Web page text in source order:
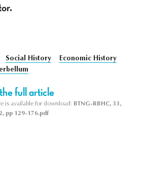
Social History
Economic History
full article
is available for download: BTNG-RBHC, 33,
pp 129-176.pdf